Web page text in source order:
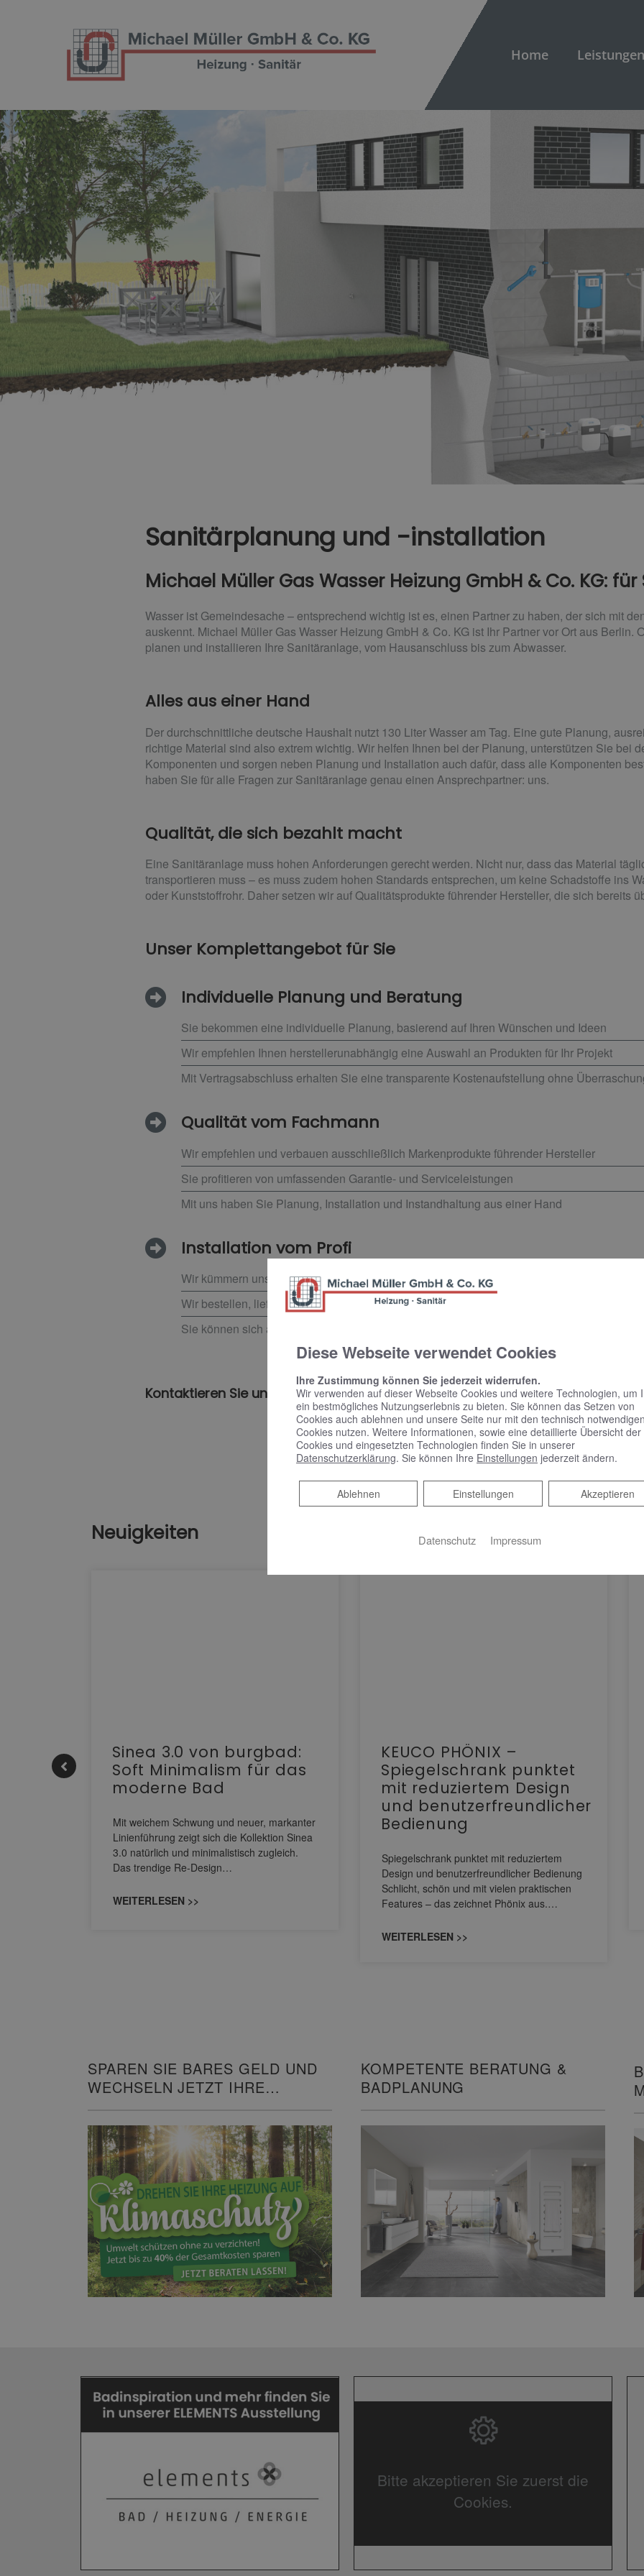
Home
Sanitärplanung und -installation
Michael Müller Gas Wasser Heizung GmbH & Co. KG: für
Wasser ist Gemeindesache – entsprechend wichtig ist es, einen Partner zu haben, der sich mit
auskennt. Michael Müller Gas Wasser Heizung GmbH & Co. KG ist Ihr Partner vor Ort aus Berlin.
planen und installieren Ihre Sanitäranlage, vom Hausanschluss bis zum Abwasser.
Alles aus einer Hand
Der durchschnittliche deutsche Haushalt nutzt 130 Liter Wasser am Tag. Eine gute Planung,
richtige Material sind also extrem wichtig. Wir helfen Ihnen bei der Planung, unterstützen Sie bei
Komponenten und sorgen neben Planung und Installation auch dafür, dass alle Komponenten
haben Sie für alle Fragen zur Sanitäranlage genau einen Ansprechpartner: uns.
Qualität, die sich bezahlt macht
Eine Sanitäranlage muss hohen Anforderungen gerecht werden. Nicht nur, dass das Material
transportieren muss – es muss zudem hohen Standards entsprechen, um keine Schadstoffe ins
oder Kunststoffrohr. Daher setzen wir auf Qualitätsprodukte führender Hersteller, die sich bereits
Unser Komplettangebot für Sie
Individuelle Planung und Beratung
Sie bekommen eine individuelle Planung, basierend auf Ihren Wünschen und Ideen
Wir empfehlen Ihnen herstellerunabhängig eine Auswahl an Produkten für Ihr Projekt
Mit Vertragsabschluss erhalten Sie eine transparente Kostenaufstellung ohne
Qualität vom Fachmann
Wir empfehlen und verbauen ausschließlich Markenprodukte führender Hersteller
Sie profitieren von umfassenden Garantie- und Serviceleistungen
Mit uns haben Sie Planung, Installation und Instandhaltung aus einer Hand
Installation vom Profi
Wir kümmern uns eigenständig um die Koordination mit anderen Gewerken
Wir bestellen, liefern und installieren alle Komponenten
Sie können sich auf eine sorgfältige und termingerechte Ausführung aller Arbeiten
Kontaktieren Sie uns für eine erste, unverbindliche Beratung – unsere
Neuigkeiten
Sinea 3.0 von burgbad:
Soft Minimalism für das
moderne Bad
Mit weichem Schwung und neuer, markanter
Linienführung zeigt sich die Kollektion Sinea
3.0 natürlich und minimalistisch zugleich.
Das trendige Re-Design…
WEITERLESEN >>
KEUCO PHÖNIX –
Spiegelschrank punktet
mit reduziertem Design
und benutzerfreundlicher
Bedienung
Spiegelschrank punktet mit reduziertem
Design und benutzerfreundlicher Bedienung
Schlicht, schön und mit vielen praktischen
Features – das zeichnet Phönix aus.…
WEITERLESEN >>
SPAREN SIE BARES GELD UND
WECHSELN JETZT IHRE
KOMPETENTE BERATUNG &
BADPLANUNG
Bitte akzeptieren Sie zuerst die
Cookies.
Diese Webseite verwendet Cookies
Ihre Zustimmung können Sie jederzeit widerrufen.
Wir verwenden auf dieser Webseite Cookies und weitere Technologien, um
ein bestmögliches Nutzungserlebnis zu bieten. Sie können das Setzen von
Cookies auch ablehnen und unsere Seite nur mit den technisch
Cookies nutzen. Weitere Informationen, sowie eine detaillierte Übersicht der
Cookies und eingesetzten Technologien finden Sie in unserer
Datenschutzerklärung. Sie können Ihre Einstellungen jederzeit ändern.
Akzeptieren
Einstellungen
Ablehnen
Ablehnen
Datenschutz Impressum